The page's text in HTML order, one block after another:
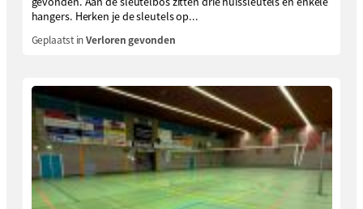
hangers. Herken je de sleutels op...
Geplaatst inVerloren gevonden